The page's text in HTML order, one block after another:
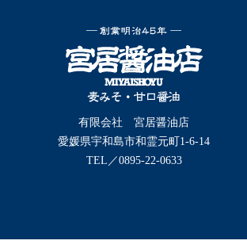
有限会社 宮居醤油店
愛媛県宇和島市和霊元町1-6-14
TEL／0895-22-0633